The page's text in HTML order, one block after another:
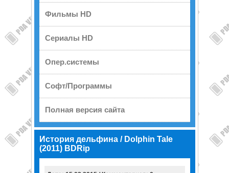
Фильмы HD
Сериалы HD
Опер.системы
Софт/Программы
Полная версия сайта
История дельфина / Dolphin Tale
(2011) BDRip